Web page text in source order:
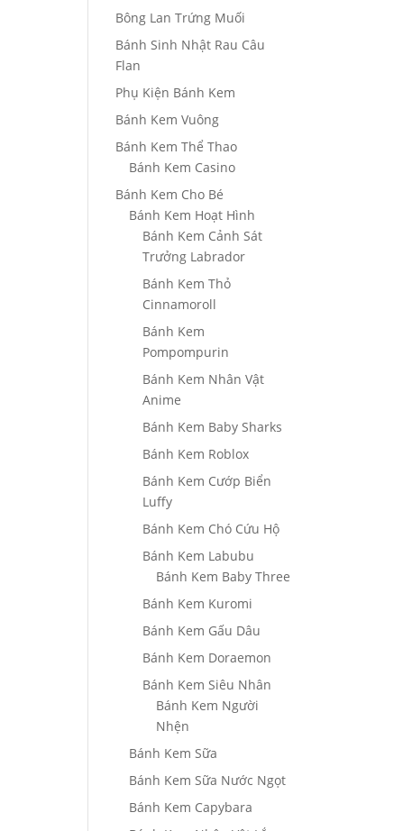
Bông Lan Trứng Muối
Bánh Sinh Nhật Rau Câu
Flan
Phụ Kiện Bánh Kem
Bánh Kem Vuông
Bánh Kem Thể Thao
Bánh Kem Casino
Bánh Kem Cho Bé
Bánh Kem Hoạt Hình
Bánh Kem Cảnh Sát
Trưởng Labrador
Bánh Kem Thỏ
Cinnamoroll
Bánh Kem
Pompompurin
Bánh Kem Nhân Vật
Anime
Bánh Kem Baby Sharks
Bánh Kem Roblox
Bánh Kem Cướp Biển
Luffy
Bánh Kem Chó Cứu Hộ
Bánh Kem Labubu
Bánh Kem Baby Three
Bánh Kem Kuromi
Bánh Kem Gấu Dâu
Bánh Kem Doraemon
Bánh Kem Siêu Nhân
Bánh Kem Người
Nhện
Bánh Kem Sữa
Bánh Kem Sữa Nước Ngọt
Bánh Kem Capybara